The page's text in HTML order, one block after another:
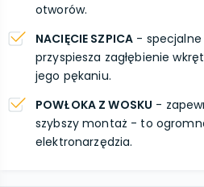
otworów.
NACIĘCIE SZPICA -
przyspiesza zagłębienie
jego pękaniu.
POWŁOKA Z WOSKU -
szybszy montaż - to
elektronarzędzia.